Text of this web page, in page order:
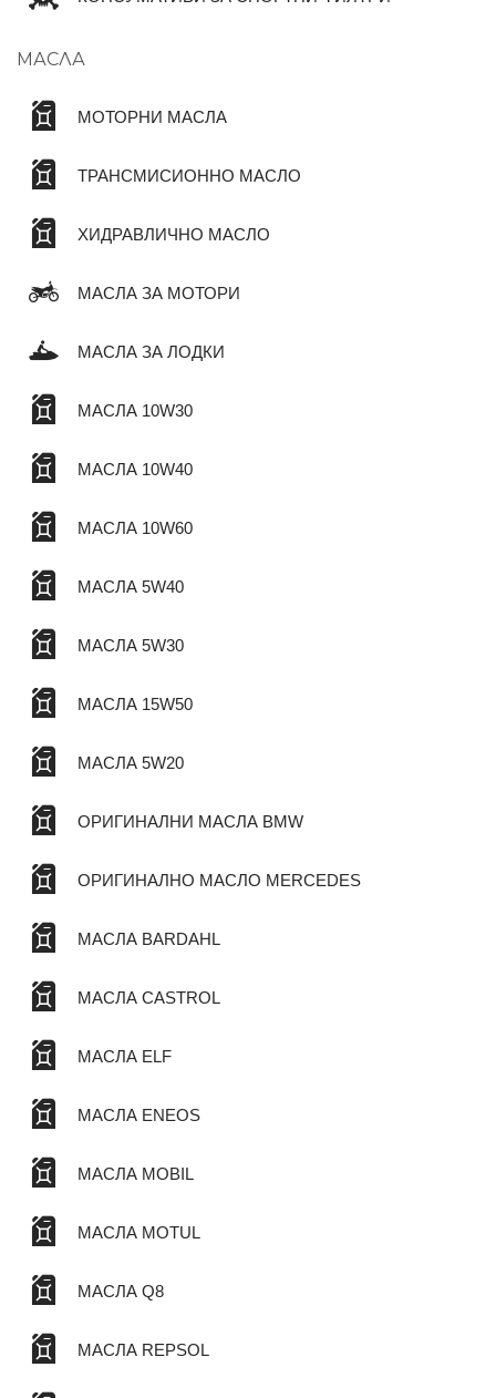
МАСЛА
МОТОРНИ МАСЛА
ТРАНСМИСИОННО МАСЛО
ХИДРАВЛИЧНО МАСЛО
МАСЛА ЗА МОТОРИ
МАСЛА ЗА ЛОДКИ
МАСЛА 10W30
МАСЛА 10W40
МАСЛА 10W60
МАСЛА 5W40
МАСЛА 5W30
МАСЛА 15W50
МАСЛА 5W20
ОРИГИНАЛНИ МАСЛА BMW
ОРИГИНАЛНО МАСЛО MERCEDES
МАСЛА BARDAHL
МАСЛА CASTROL
МАСЛА ELF
МАСЛА ENEOS
МАСЛА MOBIL
МАСЛА MOTUL
МАСЛА Q8
МАСЛА REPSOL